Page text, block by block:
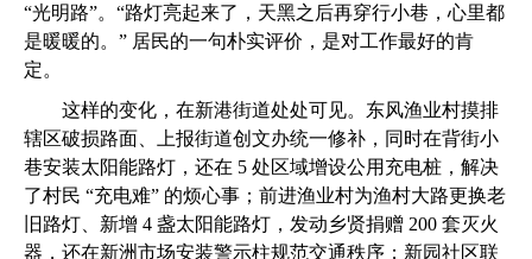
“光明路”。“路灯亮起来了，天黑之后再穿行小巷，心里都
是暖暖的。” 居民的一句朴实评价，是对工作最好的肯
定。
这样的变化，在新港街道处处可见。东风渔业村摸排
辖区破损路面、上报街道创文办统一修补，同时在背街小
巷安装太阳能路灯，还在 5 处区域增设公用充电桩，解决
了村民 “充电难” 的烦心事；前进渔业村为渔村大路更换老
旧路灯、新增 4 盏太阳能路灯，发动乡贤捐赠 200 套灭火
器，还在新洲市场安装警示柱规范交通秩序；新园社区联